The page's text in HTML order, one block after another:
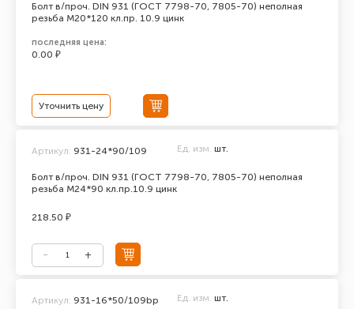
Болт в/проч. DIN 931 (ГОСТ 7798-70, 7805-70) неполная
резьба М20*120 кл.пр. 10.9 цинк
последняя цена:
0.00 ₽
Уточнить цену
Болт в/проч. DIN 931 (ГОСТ 7798-70, 7805-70) неполная
резьба М24*90 кл.пр.10.9 цинк
Артикул: 931-24*90/109 Ед. изм. шт.
218.50 ₽
Артикул: 931-16*50/109bp Ед. изм. шт.